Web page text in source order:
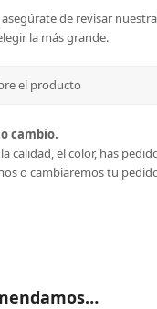
de revisar
la más grande.
el producto
cambio.
calidad, el color, has
o cambiaremos tu